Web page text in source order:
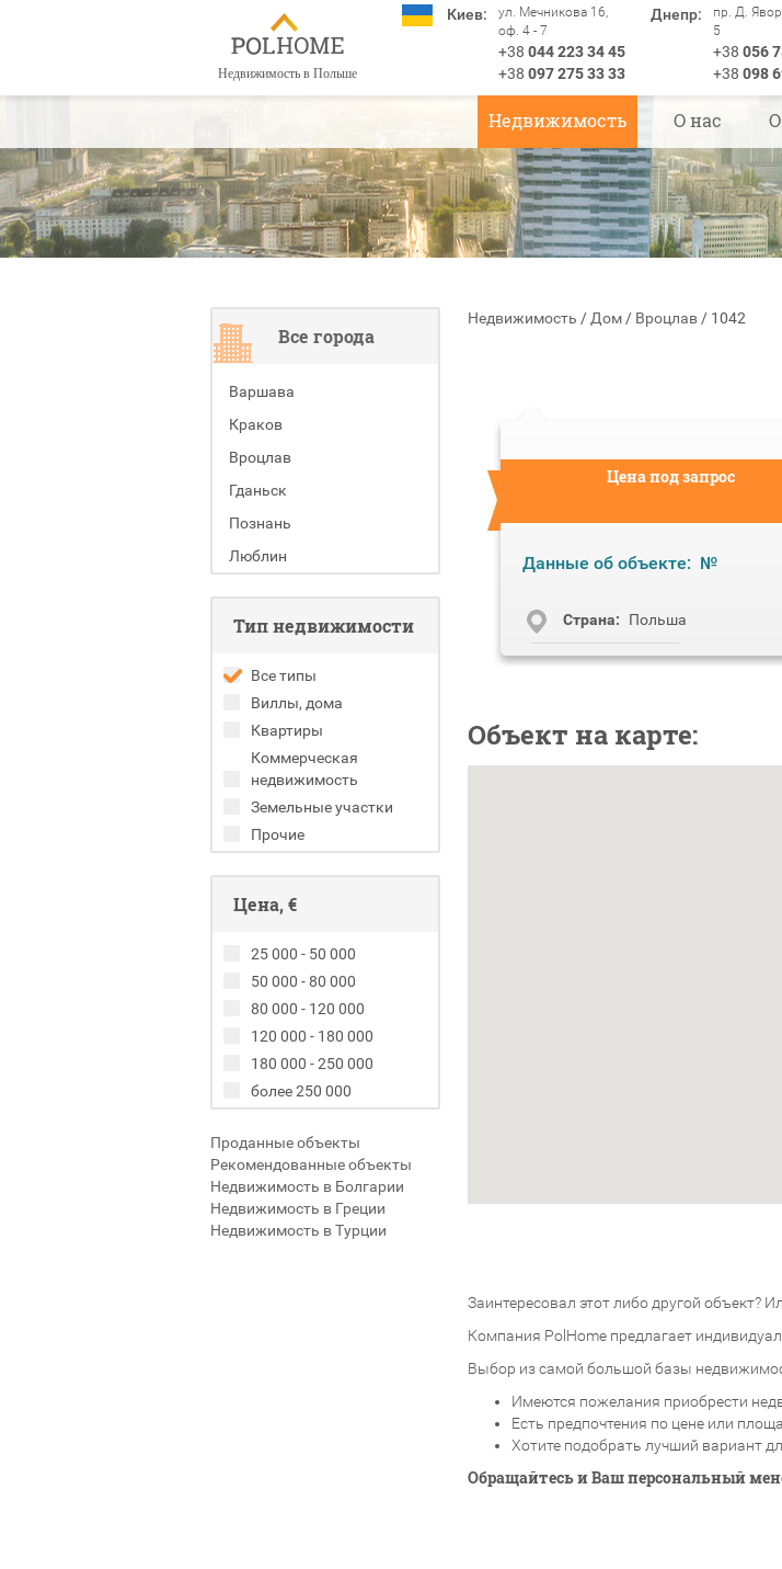
Недвижимость в Польше
Киев:
ул. Мечникова 16,
оф. 4 - 7
+38 044 223 34 45
+38 097 275 33 33
Днепр:
пр. Д.
5
+38 056
+38 098
Недвижимость О нас
Все города
Варшава
Краков
Вроцлав
Гданьск
Познань
Люблин
Тип недвижимости
Все типы
Виллы, дома
Квартиры
Коммерческая
недвижимость
Земельные участки
Прочие
Цена, €
25 000 - 50 000
50 000 - 80 000
80 000 - 120 000
120 000 - 180 000
180 000 - 250 000
более 250 000
Проданные объекты
Рекомендованные объекты
Недвижимость в Болгарии
Недвижимость в Греции
Недвижимость в Турции
Недвижимость / Дом / Вроцлав / 1042
Цена под запрос
Данные об объекте: №
Cтрана: Польша
Объект на карте:
Заинтересовал этот либо другой объект?
Компания PolHome предлагает
Выбор из самой большой базы
Имеются пожелания приобрести
Есть предпочтения по цене или
Хотите подобрать лучший вариант
Обращайтесь и Ваш персональный